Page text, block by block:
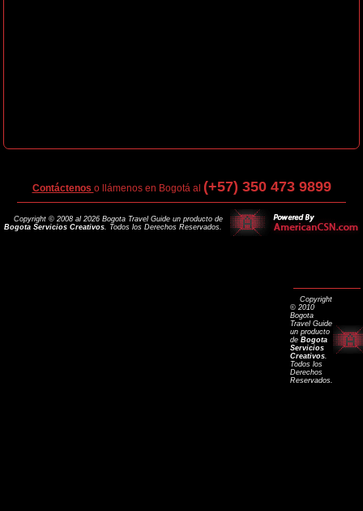
Contáctenos o llámenos en Bogotá al (+57) 350 473 9899
Copyright © 2008 al 2026 Bogota Travel Guide un producto de
Bogota Servicios Creativos. Todos los Derechos Reservados.
Copyright
© 2010
Bogota
Travel Guide
un producto
deBogota
Servicios
Creativos
Todos los
Derechos
Reservados.